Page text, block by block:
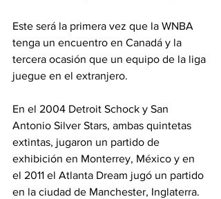
Este será la primera vez que la WNBA
tenga un encuentro en Canadá y la
tercera ocasión que un equipo de la liga
juegue en el extranjero.
En el 2004 Detroit Schock y San
Antonio Silver Stars, ambas quintetas
extintas, jugaron un partido de
exhibición en Monterrey, México y en
el 2011 el Atlanta Dream jugó un partido
en la ciudad de Manchester, Inglaterra.